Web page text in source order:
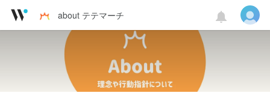
about テテマーチ